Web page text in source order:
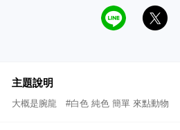
主題說明
大概是腕龍 #白色 純色 簡單 來點動物